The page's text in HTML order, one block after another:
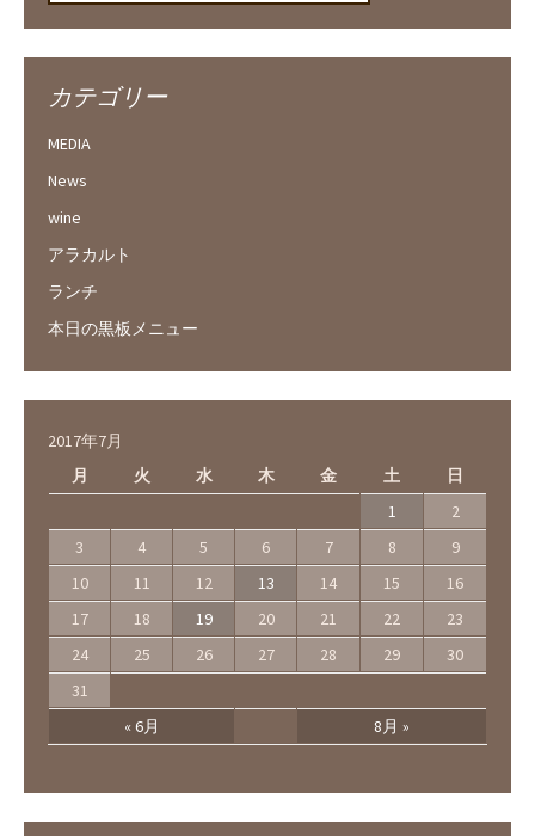
カテゴリー
MEDIA
News
wine
アラカルト
ランチ
本日の黒板メニュー
2017年7月
月
火 水 木 金 土 日
« 6月 8月 »
1
2
3
4 5 6 7 8
9
10
11 12 13 14 15
16
17
18 19 20 21 22
23
24
25 26 27 28 29
30
31